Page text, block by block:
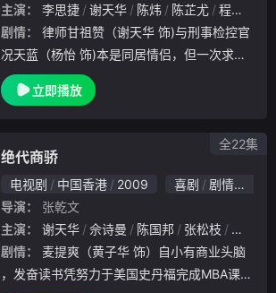
主演：
李思捷 谢天华 陈炜 陈芷尤 程可为
剧情：
况天蓝（杨怡 饰)本是同居情侣，但一次求婚
不遂令两人分手收场，不过命运弄人，祖赞刚
转职成为刑事检控官，再度与天蓝共处，但二
立即播放
绝代商骄
电视剧 中国香港 2009 喜剧 剧情
导演：
张乾文
主演：
谢天华 佘诗曼 陈国邦 张松枝
郑家生
剧情：
，发奋读书凭努力于美国史丹福完成MBA课程
全22集